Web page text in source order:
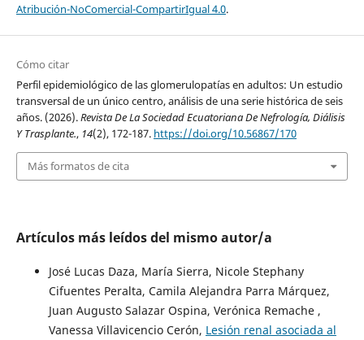
Atribución-NoComercial-CompartirIgual 4.0.
Cómo citar
Perfil epidemiológico de las glomerulopatías en adultos: Un estudio
transversal de un único centro, análisis de una serie histórica de seis
años. (2026).Revista De La Sociedad Ecuatoriana De Nefrología, Diálisis
Y Trasplante., 14(2), 172-187. https://doi.org/10.56867/170
Más formatos de cita
Artículos más leídos del mismo autor/a
José Lucas Daza, María Sierra, Nicole Stephany
Cifuentes Peralta, Camila Alejandra Parra Márquez,
Juan Augusto Salazar Ospina, Verónica Remache ,
Vanessa Villavicencio Cerón, Lesión renal asociada al